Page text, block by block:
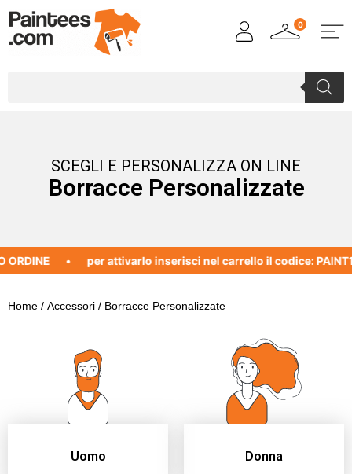
0
SCEGLI E PERSONALIZZA ON LINE
Borracce Personalizzate
per attivarlo inserisci nel carrello il codice:
Home / Accessori / Borracce Personalizzate
Uomo Donna